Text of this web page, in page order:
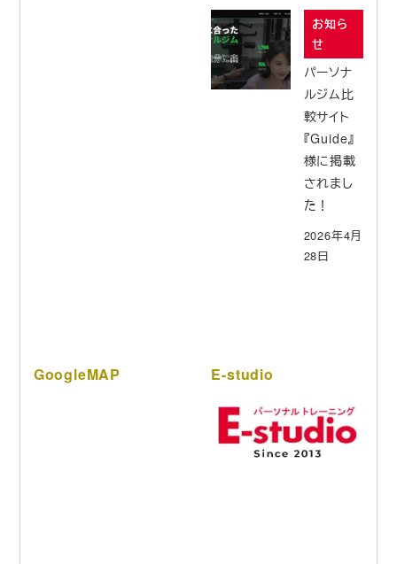
お知ら
せ
パーソナ
ルジム比
較サイト
『Guide』
様に掲載
されまし
た！
2026年4月
28日
GoogleMAP E-studio